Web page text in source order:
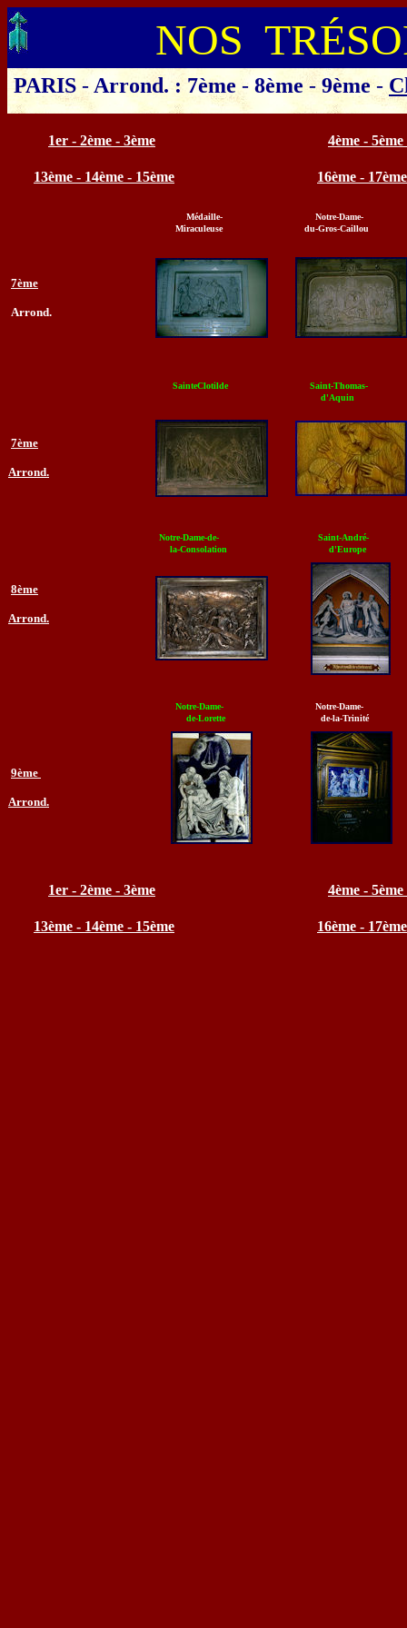
NOS
PARIS - Arrond. : 7ème - 8ème- 9ème -
Cliquer sur l'arrondissement
1er - 2ème - 3ème 4ème - 5ème
13ème - 14ème - 15ème 16ème -
Médaille-
Notre-Dame-
Miraculeuse
du-Gros-Caillou
7ème
Arrond.
SainteClotilde
Saint-Thomas-
d'Aquin
7ème
Arrond.
Notre-Dame-de-
Saint-André-
la-Consolation
d'Europe
8ème
Arrond.
Notre-Dame-
Notre-Dame-
de-Lorette
de-la-Trinité
9ème
Arrond.
1er - 2ème - 3ème 4ème - 5ème
13ème - 14ème - 15ème 16ème -